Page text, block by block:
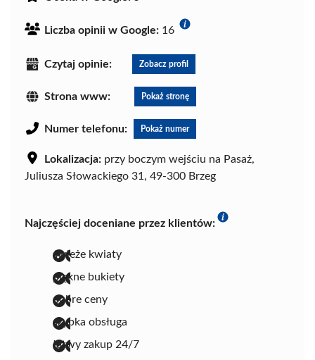
Liczba opinii w Google: 16
Czytaj opinie: Zobacz profil
Strona www: Pokaż stronę
Numer telefonu: Pokaż numer
Lokalizacja: przy boczym wejściu na Pasaż,
Juliusza Słowackiego 31, 49-300 Brzeg
Najczęściej doceniane przez klientów:
świeże kwiaty
piękne bukiety
dobre ceny
szybka obsługa
łatwy zakup 24/7